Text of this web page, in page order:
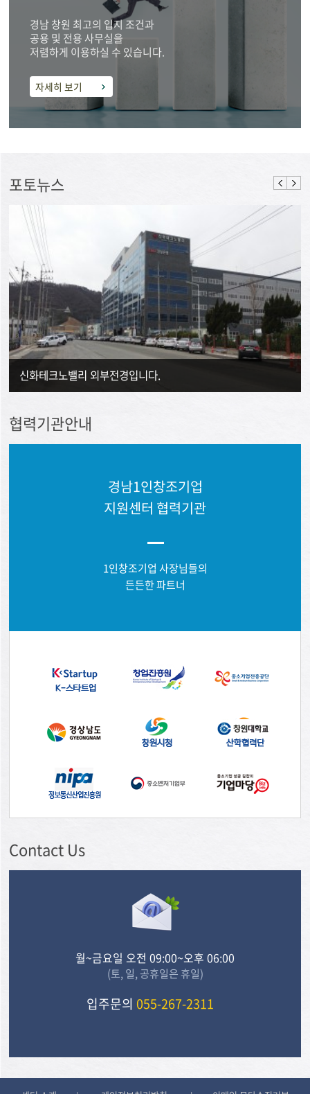
경남 창원 최고의 입지 조건과
공용 및 전용 사무실을
저렴하게 이용하실 수 있습니다.
자세히 보기
포토뉴스
신화테크노밸리 외부전경입니다.
협력기관안내
경남1인창조기업
지원센터 협력기관
1인창조기업 사장님들의
든든한 파트너
Contact Us
월~금요일 오전 09:00~오후 06:00
(토, 일, 공휴일은 휴일)
입주문의 055-267-2311